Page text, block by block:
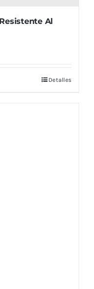
Al
Detalles